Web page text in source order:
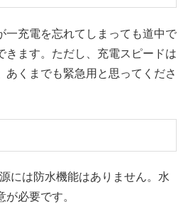
一充電を忘れてしまっても道中で
きます。ただし、充電スピードは
あくまでも緊急用と思ってくださ
には防水機能はありません。水
必要です。